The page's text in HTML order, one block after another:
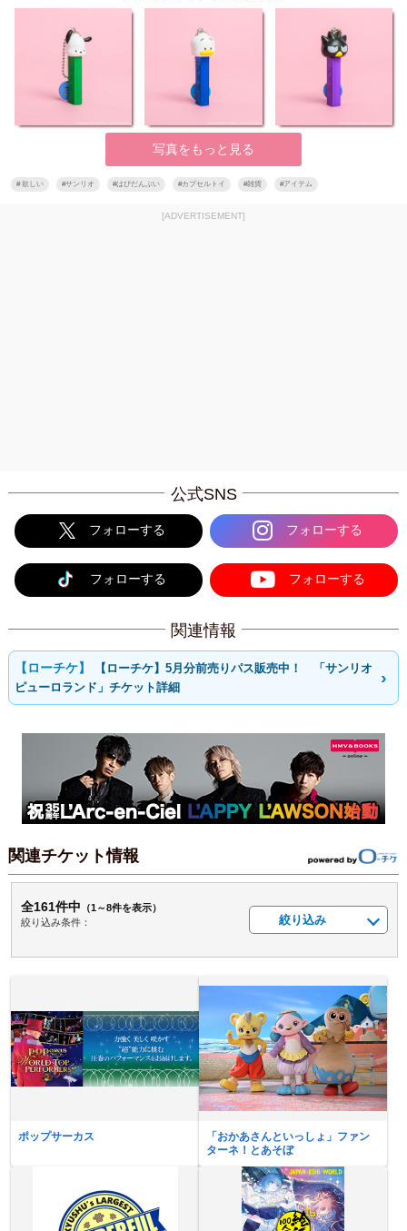
写真をもっと見る
#欲しい #サンリオ #はぴだんぶい #カプセルトイ #雑貨 #アイテム
[ADVERTISEMENT]
公式SNS
フォローする フォローする
フォローする フォローする
関連情報
【ローチケ】5月分前売りパス販売中！ 「サンリオ
ピューロランド」チケット詳細
関連チケット情報
全161件中 （1～8件を表示）
絞り込み条件：
絞り込み
ポップサーカス
「おかあさんといっしょ」ファン
ターネ！とあそぼ